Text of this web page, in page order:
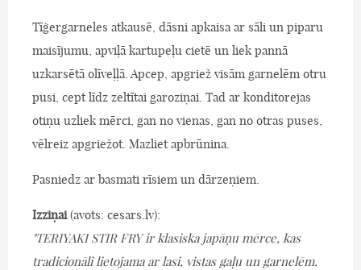
Tīģergarneles atkausē, dāsni apkaisa ar sāli un piparu
maisījumu, apviļā kartupeļu cietē un liek pannā
uzkarsētā olīveļļā. Apcep, apgriež visām garnelēm otru
pusi, cept līdz zeltītai garoziņai. Tad ar konditorejas
otiņu uzliek mērci, gan no vienas, gan no otras puses,
vēlreiz apgriežot. Mazliet apbrūnina.
Pasniedz ar basmati rīsiem un dārzeņiem.
Izziņai(avots: cesars.lv):
"TERIYAKI STIR FRY ir klasiska japāņu mērce, kas
tradicionāli lietojama ar lasi, vistas gaļu un garnelēm.